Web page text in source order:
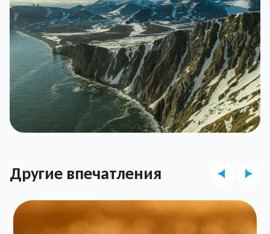
Другие впечатления